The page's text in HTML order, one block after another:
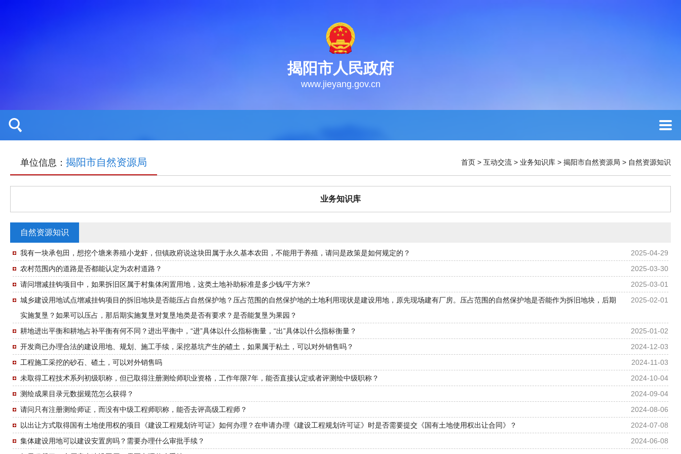
揭阳市人民政府
www.jieyang.gov.cn
单位信息： 揭阳市自然资源局 首页 > 互动交流 > 业务知识库 > 揭阳市自然资源局 > 自然资源知识
业务知识库
自然资源知识
2025-04-29
我有一块承包田，想挖个塘来养殖小龙虾，但镇政府说这块田属于永久基本农田，不能用于养殖，请问是政策是如何规定的？
2025-03-30
农村范围内的道路是否都能认定为农村道路？
2025-03-01
请问增减挂钩项目中，如果拆旧区属于村集体闲置用地，这类土地补助标准是多少钱/平方米?
2025-02-01
城乡建设用地试点增减挂钩项目的拆旧地块是否能压占自然保护地？压占范围的自然保护地的土地利用现状是建设用地，原先现场建有厂房。压占范围的自然保护地是否能作为拆旧地块，后期
实施复垦？如果可以压占，那后期实施复垦对复垦地类是否有要求？是否能复垦为果园？
2025-01-02
耕地进出平衡和耕地占补平衡有何不同？进出平衡中，“进”具体以什么指标衡量，“出”具体以什么指标衡量？
2024-12-03
开发商已办理合法的建设用地、规划、施工手续，采挖基坑产生的碴土，如果属于粘土，可以对外销售吗？
2024-11-03
工程施工采挖的砂石、碴土，可以对外销售吗
2024-10-04
未取得工程技术系列初级职称，但已取得注册测绘师职业资格，工作年限7年，能否直接认定或者评测绘中级职称？
2024-09-04
测绘成果目录元数据规范怎么获得？
2024-08-06
请问只有注册测绘师证，而没有中级工程师职称，能否去评高级工程师？
2024-07-08
以出让方式取得国有土地使用权的项目《建设工程规划许可证》如何办理？在申请办理《建设工程规划许可证》时是否需要提交《国有土地使用权出让合同》？
2024-06-08
集体建设用地可以建设安置房吗？需要办理什么审批手续？